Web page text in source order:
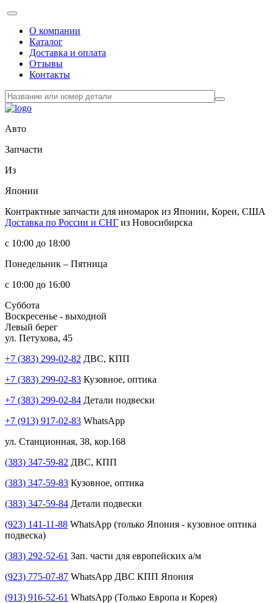
О компании
Каталог
Доставка и оплата
Отзывы
Контакты
Авто
Запчасти
Из
Японии
Контрактные запчасти для иномарок из Японии, Кореи, США
Доставка по России и СНГ из Новосибирска
с 10:00 до 18:00
Понедельник – Пятница
с 10:00 до 16:00
Суббота
Воскресенье - выходной
Левый берег
ул. Петухова, 45
+7 (383) 299-02-82 ДВС, КПП
+7 (383) 299-02-83 Кузовное, оптика
+7 (383) 299-02-84 Детали подвески
+7 (913) 917-02-83 WhatsApp
ул. Станционная, 38, кор.168
(383) 347-59-82 ДВС, КПП
(383) 347-59-83 Кузовное, оптика
(383) 347-59-84 Детали подвески
(923) 141-11-88 WhatsApp (только Япония - кузовное оптика
подвеска)
(383) 292-52-61 Зап. части для европейских а/м
(923) 775-07-87 WhatsApp ДВС КПП Япония
(913) 916-52-61 WhatsApp (Только Европа и Корея)